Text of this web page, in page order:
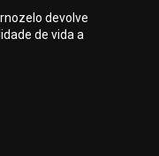
devolve
de vida a